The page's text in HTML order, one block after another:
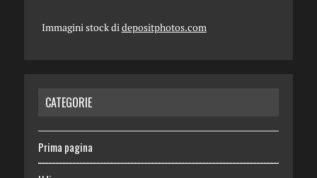
Immagini stock di depositphotos.com
CATEGORIE
Prima pagina